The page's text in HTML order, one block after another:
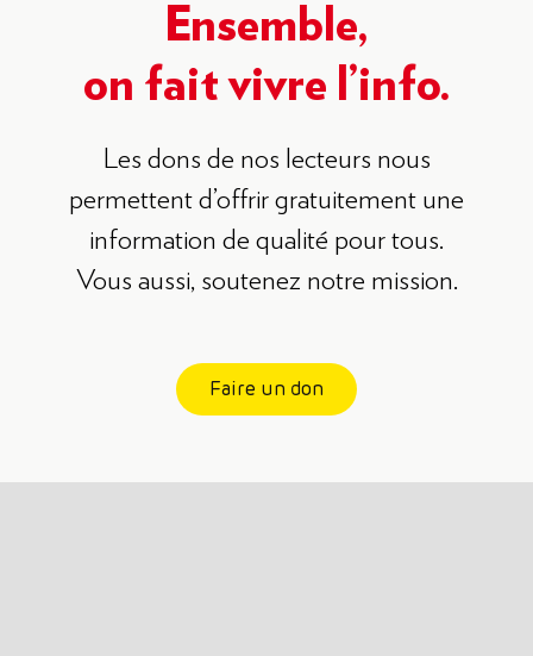
Ensemble,
on fait vivre l’info.
Les dons de nos lecteurs nous
permettent d’offrir gratuitement une
information de qualité pour tous.
Vous aussi, soutenez notre mission.
Faire un don